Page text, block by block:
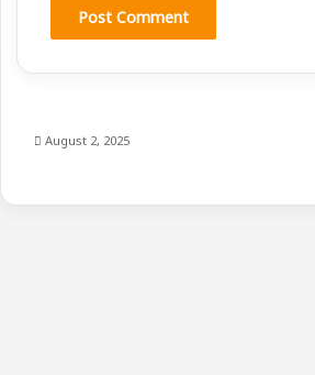
August 2, 2025